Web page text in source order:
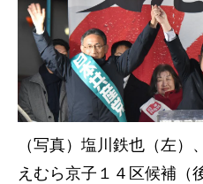
（写真）塩川鉄也（左
えむら京子１４区候補（